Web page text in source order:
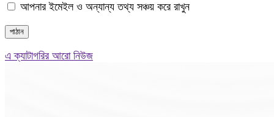
আপনার ইমেইল ও অন্যান্য তথ্য সঞ্চয় করে রাখুন
এ ক্যাটাগরির আরো নিউজ